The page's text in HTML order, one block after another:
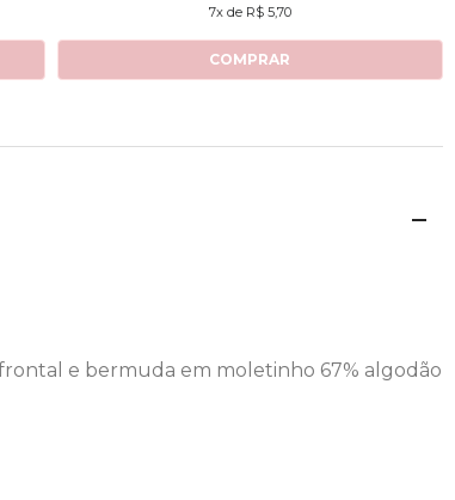
7x de R$ 5,70
COMPRAR
e bermuda em moletinho 67% algodão